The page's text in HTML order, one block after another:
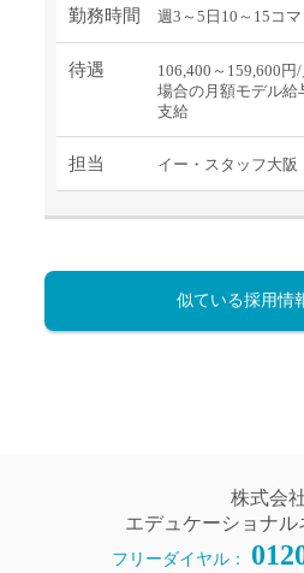
勤務時間 週3～5日10～15コマ
待遇
106,400～159,600
場合の月額モデル
支給
担当 イー・スタッフ大阪
似ている採用情
株式会
エデュケーショナル
フリーダイヤル：